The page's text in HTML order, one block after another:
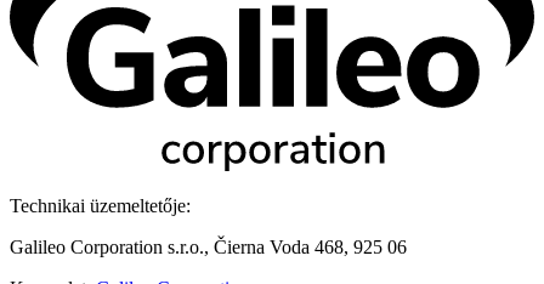
Technikai üzemeltetője:
Galileo Corporation s.r.o., Čierna Voda 468, 925 06